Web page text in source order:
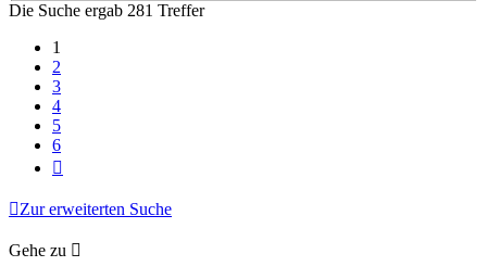
Die Suche ergab 281 Treffer
1
2
3
4
5
6
Zur erweiterten Suche
Gehe zu